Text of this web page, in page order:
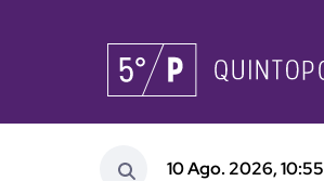
10 Ago. 2026, 10:55